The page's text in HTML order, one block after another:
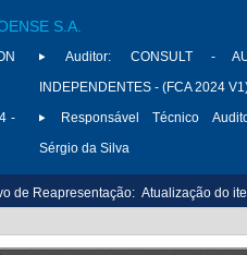
S.A.
-
Auditor:
CONSULT -
INDEPENDENTES - (FCA 2024
Responsável Técnico
Sérgio da Silva
de Reapresentação: Atualização do